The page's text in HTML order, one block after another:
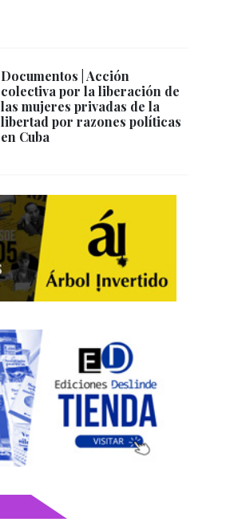
Documentos | Acción
colectiva por la liberación de
las mujeres privadas de la
libertad por razones políticas
en Cuba